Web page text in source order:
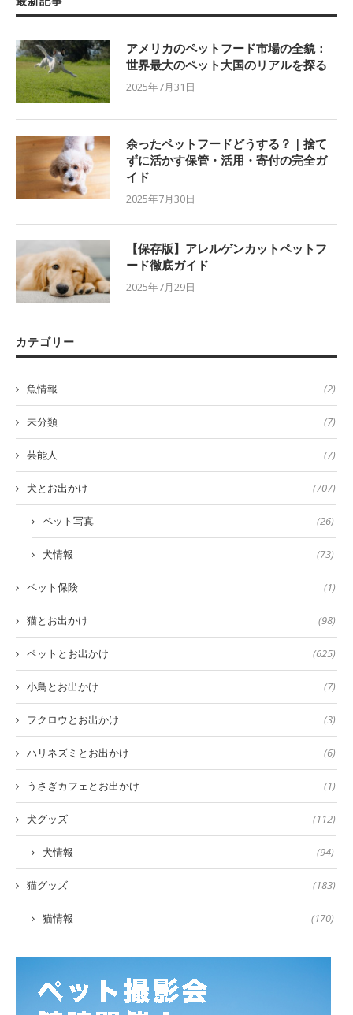
アメリカのペットフード市場の全貌：
世界最大のペット大国のリアルを探る
2025年7月31日
余ったペットフードどうする？｜捨て
ずに活かす保管・活用・寄付の完全ガ
イド
2025年7月30日
【保存版】アレルゲンカットペットフ
ード徹底ガイド
2025年7月29日
カテゴリー
魚情報 (2)
未分類 (7)
芸能人 (7)
犬とお出かけ (707)
ペット写真 (26)
犬情報 (73)
ペット保険 (1)
猫とお出かけ (98)
ペットとお出かけ (625)
小鳥とお出かけ (7)
フクロウとお出かけ (3)
ハリネズミとお出かけ (6)
うさぎカフェとお出かけ (1)
犬グッズ (112)
犬情報 (94)
猫グッズ (183)
猫情報 (170)